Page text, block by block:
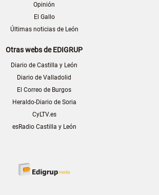
Opinión
El Gallo
Últimas noticias de León
Otras webs de EDIGRUP
Diario de Castilla y León
Diario de Valladolid
El Correo de Burgos
Heraldo-Diario de Soria
CyLTV.es
esRadio Castilla y León